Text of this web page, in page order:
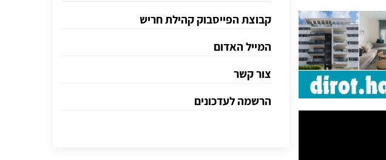
קבוצת הפייסבוק קהילת חריש
המייל האדום
צור קשר
הרשמה לעדכונים